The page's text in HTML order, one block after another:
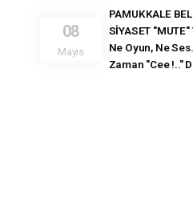
08
Mayıs
PAMUKKALE
SİYASET
Ne Oyun, Ne
Zaman "Cee !.."